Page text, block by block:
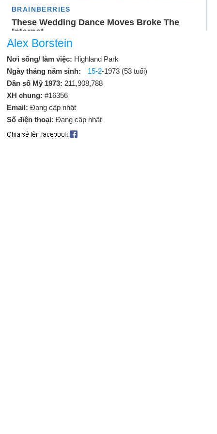
Alex Borstein
Nơi sống/ làm việc: Highland Park
Ngày tháng năm sinh:
15-2-1973 (53 tuổi)
Dân số Mỹ 1973: 211,908,788
XH chung: #16356
Email: Đang cập nhật
Số điện thoại: Đang cập nhật